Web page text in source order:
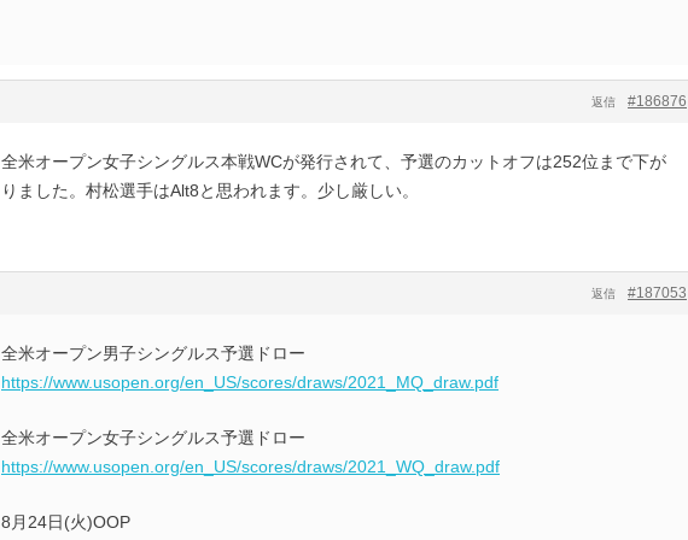
#186876
返信
全米オープン女子シングルス本戦WCが発行されて、予選のカットオフは252位まで下が
りました。村松選手はAlt8と思われます。少し厳しい。
#187053
返信
全米オープン男子シングルス予選ドロー
https://www.usopen.org/en_US/scores/draws/2021_MQ_draw.pdf
全米オープン女子シングルス予選ドロー
https://www.usopen.org/en_US/scores/draws/2021_WQ_draw.pdf
8月24日(火)OOP